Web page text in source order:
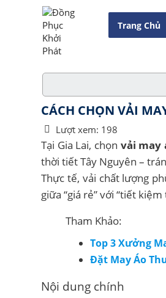
Trang Chủ
CÁCH CHỌN VẢI
Lượt xem: 198
Tại Gia Lai, chọn vải may
thời tiết Tây Nguyên –
Thực tế, vải chất lượng
giữa “giá rẻ” với “tiết
Tham Khảo:
Top 3 Xưởng
Đặt May Áo
Nội dung chính